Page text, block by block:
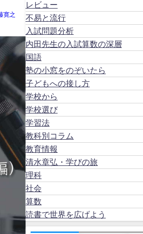
寛之
レビュー
不易と流行
入試問題分析
内田先生の入試算数の深層
国語
塾の小窓をのぞいたら
子どもへの接し方
学校から
学校選び
学習法
教科別コラム
教育情報
清水章弘・学びの旅
理科
社会
算数
読書で世界を広げよう